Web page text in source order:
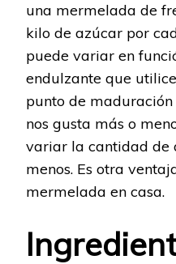
una mermelada de
kilo de azúcar por
puede variar en
endulzante que
punto de maduración
nos gusta más o
variar la cantidad de
menos. Es otra
mermelada en casa.